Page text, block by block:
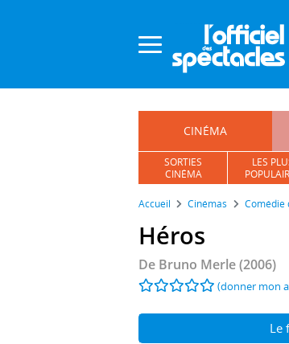
CINÉMA
SORTIES
CINÉMA
LES
Accueil Cinémas Comédie
Héros
De Bruno Merle(2006)
(donner mon
Le